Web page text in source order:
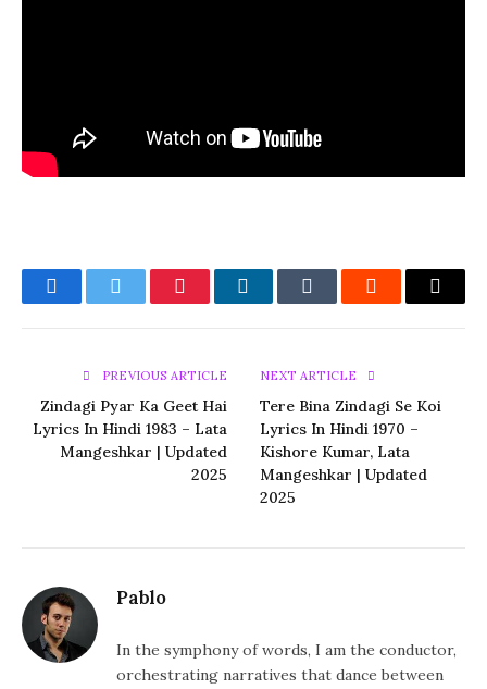
FacebookTwitter PinterestLinkedInTumblr Reddit Email
PREVIOUS ARTICLE
Zindagi Pyar Ka Geet Hai
Lyrics In Hindi 1983 – Lata
Mangeshkar | Updated
2025
NEXT ARTICLE
Tere Bina Zindagi Se Koi
Lyrics In Hindi 1970 –
Kishore Kumar, Lata
Mangeshkar | Updated
2025
Pablo
In the symphony of words, I am the conductor,
orchestrating narratives that dance between